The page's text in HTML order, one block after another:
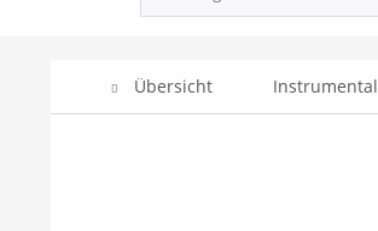
Übersicht Instrumental